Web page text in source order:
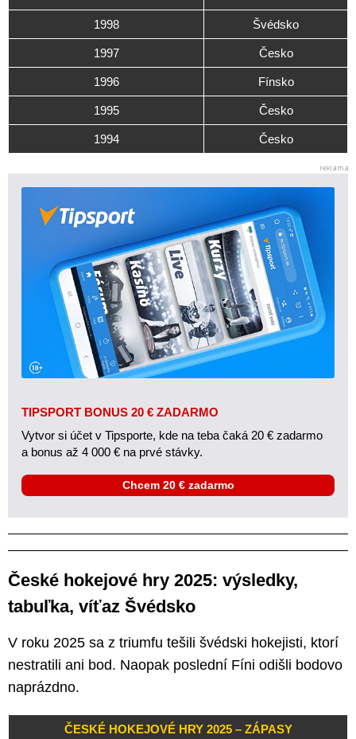
1998 Švédsko
1997 Česko
1996 Fínsko
1995 Česko
1994 Česko
TIPSPORT BONUS 20 € ZADARMO
Vytvor si účet v Tipsporte, kde na teba čaká 20 € zadarmo
a bonus až 4 000 € na prvé stávky.
Chcem 20 € zadarmo
České hokejové hry 2025: výsledky,
tabuľka, víťaz Švédsko
V roku 2025 sa z triumfu tešili švédski hokejisti, ktorí
nestratili ani bod. Naopak poslední Fíni odišli bodovo
naprázdno.
ČESKÉ HOKEJOVÉ HRY 2025 – ZÁPASY